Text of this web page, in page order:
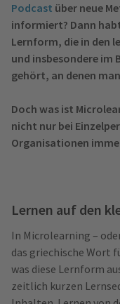
Podcast über neue
informiert? Dann
Lernform, die in den
und insbesondere im
gehört, an denen
Doch was ist
nicht nur bei
Organisationen
Lernen auf den
In Microlearning –
das griechische Wort
was diese Lernform
zeitlich kurzen